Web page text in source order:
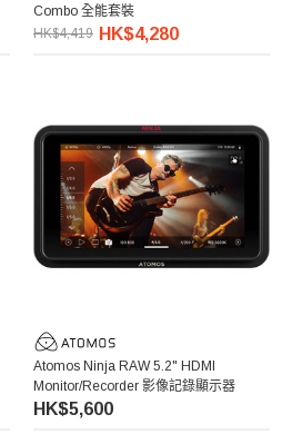
Combo 全能套裝
HK$4,419 HK$4,280
Atomos Ninja RAW 5.2" HDMI
Monitor/Recorder 影像記錄顯示器
HK$5,600